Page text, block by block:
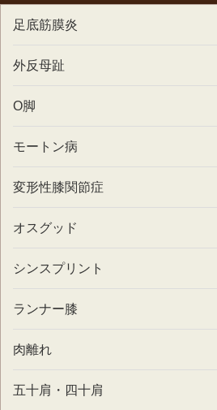
足底筋膜炎
外反母趾
O脚
モートン病
変形性膝関節症
オスグッド
シンスプリント
ランナー膝
肉離れ
五十肩・四十肩